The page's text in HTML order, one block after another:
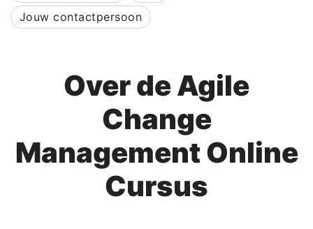
Jouw contactpersoon
Over de Agile
Change
Management Online
Cursus